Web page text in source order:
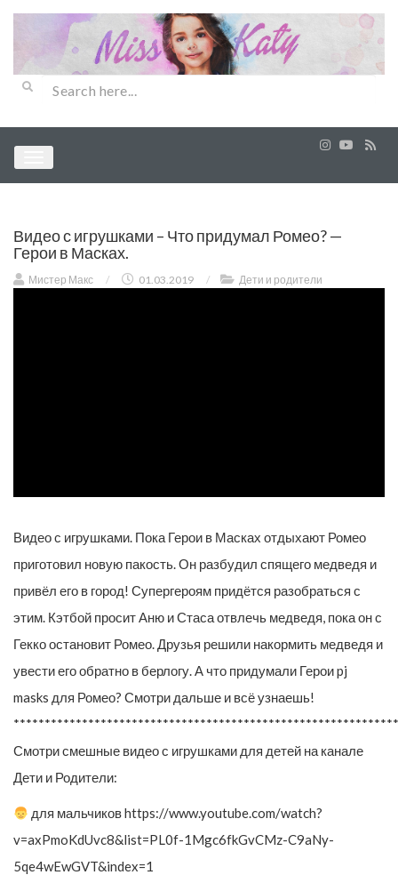
Видео с игрушками – Что придумал Ромео? —
Герои в Масках.
Мистер Макс / 01.03.2019 / Дети и родители
Видео с игрушками. Пока Герои в Масках отдыхают Ромео
приготовил новую пакость. Он разбудил спящего медведя и
привёл его в город! Супергероям придётся разобраться с
этим. Кэтбой просит Аню и Стаса отвлечь медведя, пока он с
Гекко остановит Ромео. Друзья решили накормить медведя и
увести его обратно в берлогу. А что придумали Герои pj
masks для Ромео? Смотри дальше и всё узнаешь!
Смотри смешные видео с игрушками для детей на канале
Дети и Родители:
для мальчиков https://www.youtube.com/watch?
v=axPmoKdUvc8&list=PL0f-1Mgc6fkGvCMz-C9aNy-
5qe4wEwGVT&index=1